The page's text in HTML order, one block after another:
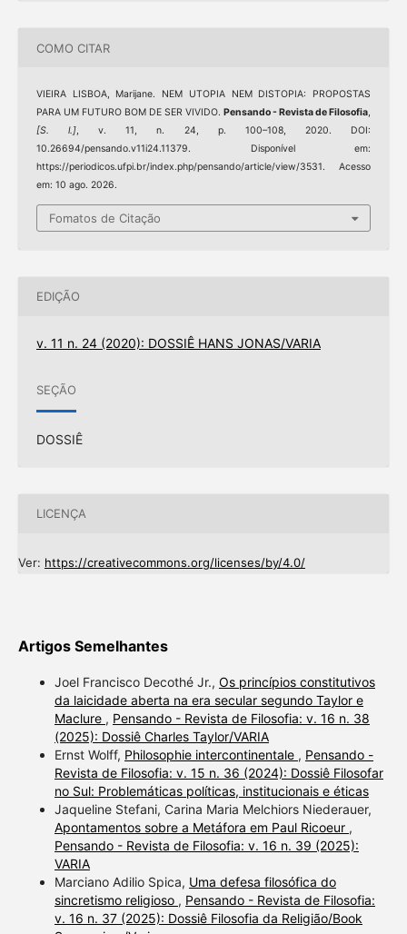
COMO CITAR
VIEIRA LISBOA, Marijane. NEM UTOPIA NEM DISTOPIA: PROPOSTAS
PARA UM FUTURO BOM DE SER VIVIDO.Pensando - Revista de Filosofia,
[S. l.], v. 11, n. 24, p. 100–108, 2020. DOI:
10.26694/pensando.v11i24.11379. Disponível em:
https://periodicos.ufpi.br/index.php/pensando/article/view/3531. Acesso
em: 10 ago. 2026.
Fomatos de Citação
EDIÇÃO
v. 11 n. 24 (2020): DOSSIÊ HANS JONAS/VARIA
SEÇÃO
DOSSIÊ
LICENÇA
Ver: https://creativecommons.org/licenses/by/4.0/
Artigos Semelhantes
Joel Francisco Decothé Jr., Os princípios constitutivos
da laicidade aberta na era secular segundo Taylor e
Maclure , Pensando - Revista de Filosofia: v. 16 n. 38
(2025): Dossiê Charles Taylor/VARIA
Ernst Wolff, Philosophie intercontinentale , Pensando -
Revista de Filosofia: v. 15 n. 36 (2024): Dossiê Filosofar
no Sul: Problemáticas políticas, institucionais e éticas
Jaqueline Stefani, Carina Maria Melchiors Niederauer,
Apontamentos sobre a Metáfora em Paul Ricoeur ,
Pensando - Revista de Filosofia: v. 16 n. 39 (2025):
VARIA
Marciano Adilio Spica, Uma defesa filosófica do
sincretismo religioso , Pensando - Revista de Filosofia:
v. 16 n. 37 (2025): Dossiê Filosofia da Religião/Book